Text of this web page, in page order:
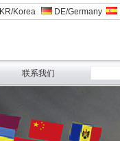
KR/Korea DE/Germany
联系我们